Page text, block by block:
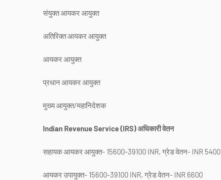
संयुक्त आयकर आयुक्त
अतिरिक्त आयकर आयुक्त
आयकर आयुक्त
प्रधान आयकर आयुक्त
मुख्य आयुक्त/महानिदेशक
Indian Revenue Service (IRS) अधिकारी वेतन
सहायक आयकर आयुक्त- 15600-39100 INR, ग्रेड वेतन- INR 5400
आयकर उपायुक्त- 15600-39100 INR, ग्रेड वेतन- INR 6600